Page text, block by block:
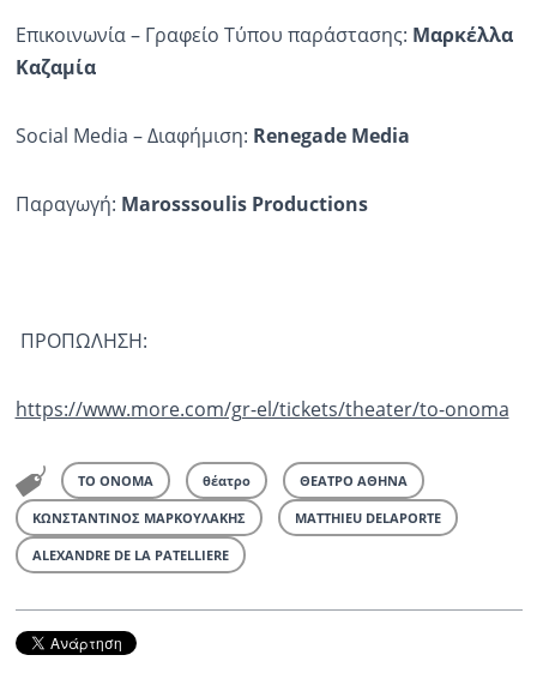
Επικοινωνία – Γραφείο Τύπου παράστασης: Μαρκέλλα
Καζαμία
Social Media – Διαφήμιση: Renegade Media
Παραγωγή: Marosssoulis Productions
ΠΡΟΠΩΛΗΣΗ:
https://www.more.com/gr-el/tickets/theater/to-onoma
ΤΟ ΟΝΟΜΑ θέατρο ΘΕΑΤΡΟ ΑΘΗΝΑ
ΚΩΝΣΤΑΝΤΙΝΟΣ ΜΑΡΚΟΥΛΑΚΗΣ MATTHIEU DELAPORTE
ALEXANDRE DE LA PATELLIERE